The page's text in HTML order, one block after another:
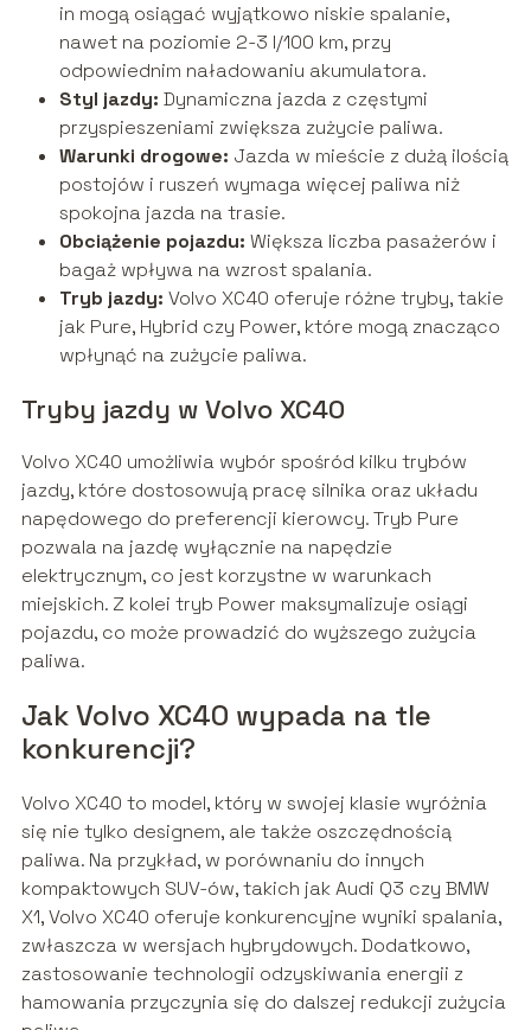
in mogą osiągać wyjątkowo niskie spalanie,
nawet na poziomie 2-3 l/100 km, przy
odpowiednim naładowaniu akumulatora.
Styl jazdy: Dynamiczna jazda z częstymi
przyspieszeniami zwiększa zużycie paliwa.
Warunki drogowe: Jazda w mieście z dużą ilością
postojów i ruszeń wymaga więcej paliwa niż
spokojna jazda na trasie.
Obciążenie pojazdu: Większa liczba pasażerów i
bagaż wpływa na wzrost spalania.
Tryb jazdy: Volvo XC40 oferuje różne tryby, takie
jak Pure, Hybrid czy Power, które mogą znacząco
wpłynąć na zużycie paliwa.
Tryby jazdy w Volvo XC40
Volvo XC40 umożliwia wybór spośród kilku trybów
jazdy, które dostosowują pracę silnika oraz układu
napędowego do preferencji kierowcy. Tryb Pure
pozwala na jazdę wyłącznie na napędzie
elektrycznym, co jest korzystne w warunkach
miejskich. Z kolei tryb Power maksymalizuje osiągi
pojazdu, co może prowadzić do wyższego zużycia
paliwa.
Jak Volvo XC40 wypada na tle
konkurencji?
Volvo XC40 to model, który w swojej klasie wyróżnia
się nie tylko designem, ale także oszczędnością
paliwa. Na przykład, w porównaniu do innych
kompaktowych SUV-ów, takich jak Audi Q3 czy BMW
X1, Volvo XC40 oferuje konkurencyjne wyniki spalania,
zwłaszcza w wersjach hybrydowych. Dodatkowo,
zastosowanie technologii odzyskiwania energii z
hamowania przyczynia się do dalszej redukcji zużycia